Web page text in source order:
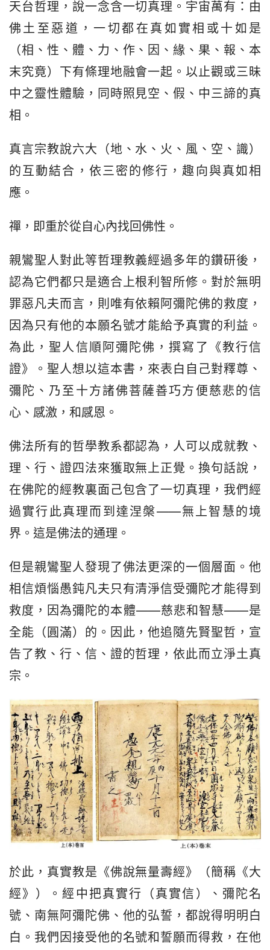
天台哲理，說一念含一切真理。宇宙萬有：由
佛土至惡道，一切都在真如實相或十如是
（相、性、體、力、作、因、緣、果、報、本
末究竟）下有條理地融會一起。以止觀或三昧
中之靈性體驗，同時照見空、假、中三諦的真
相。
真言宗教說六大（地、水、火、風、空、識）
的互動結合，依三密的修行，趣向與真如相
應。
禪，即重於從自心內找回佛性。
親鸞聖人對此等哲理教義經過多年的鑽研後，
認為它們都只是適合上根利智所修。對於無明
罪惡凡夫而言，則唯有依賴阿彌陀佛的救度，
因為只有他的本願名號才能給予真實的利益。
為此，聖人信順阿彌陀佛，撰寫了《教行信
證》。聖人想以這本書，來表白自己對釋尊、
彌陀、乃至十方諸佛菩薩善巧方便慈悲的信
心、感激，和感恩。
佛法所有的哲學教系都認為，人可以成就教、
理、行、證四法來獲取無上正覺。換句話說，
在佛陀的經教裏面己包含了一切真理，我們經
過實行此真理而到達涅槃——無上智慧的境
界。這是佛法的通理。
但是親鸞聖人發現了佛法更深的一個層面。他
相信煩惱愚鈍凡夫只有清淨信受彌陀才能得到
救度，因為彌陀的本體——慈悲和智慧——是
全能（圓滿）的。因此，他追隨先賢聖哲，宣
告了教、行、信、證的哲理，依此而立淨土真
宗。
於此，真實教是《佛說無量壽經》（簡稱《大
經》）。經中把真實行（真實信）、彌陀名
號、南無阿彌陀佛、他的弘誓，都說得明明白
白。我們因接受他的名號和誓願而得救，在他